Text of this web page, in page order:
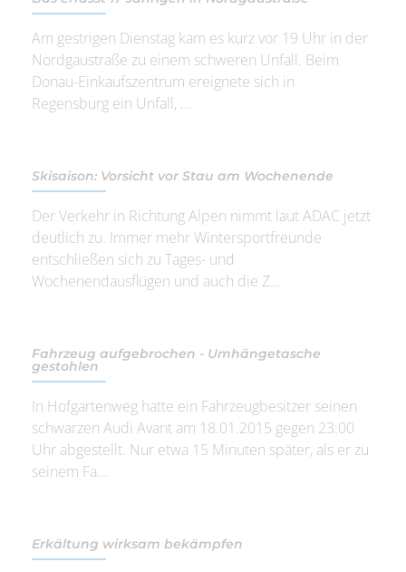
Am gestrigen Dienstag kam es kurz vor 19 Uhr in der
Nordgaustraße zu einem schweren Unfall. Beim
Donau-Einkaufszentrum ereignete sich in
Regensburg ein Unfall, ...
Skisaison: Vorsicht vor Stau am Wochenende
Der Verkehr in Richtung Alpen nimmt laut ADAC jetzt
deutlich zu. Immer mehr Wintersportfreunde
entschließen sich zu Tages- und
Wochenendausflügen und auch die Z...
Fahrzeug aufgebrochen - Umhängetasche
gestohlen
In Hofgartenweg hatte ein Fahrzeugbesitzer seinen
schwarzen Audi Avant am 18.01.2015 gegen 23:00
Uhr abgestellt. Nur etwa 15 Minuten später, als er zu
seinem Fa...
Erkältung wirksam bekämpfen